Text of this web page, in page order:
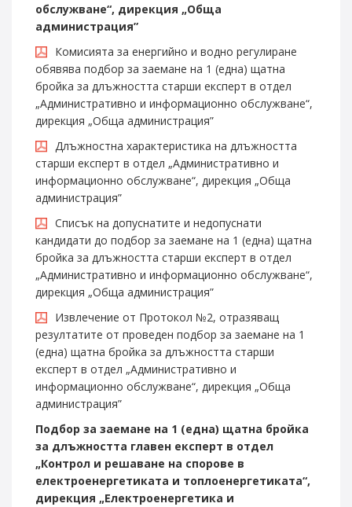
обслужване“, дирекция „Обща
администрация”
Комисията за енергийно и водно регулиране
обявява подбор за заемане на 1 (една) щатна
бройка за длъжността старши експерт в отдел
„Административно и информационно обслужване“,
дирекция „Обща администрация”
Длъжностна характеристика на длъжността
старши експерт в отдел „Административно и
информационно обслужване“, дирекция „Обща
администрация”
Списък на допуснатите и недопуснати
кандидати до подбор за заемане на 1 (една) щатна
бройка за длъжността старши експерт в отдел
„Административно и информационно обслужване“,
дирекция „Обща администрация”
Извлечение от Протокол №2, отразяващ
резултатите от проведен подбор за заемане на 1
(една) щатна бройка за длъжността старши
експерт в отдел „Административно и
информационно обслужване“, дирекция „Обща
администрация”
Подбор за заемане на 1 (една) щатна бройка
за длъжността главен експерт в отдел
„Контрол и решаване на спорове в
електроенергетиката и топлоенергетиката“,
дирекция „Електроенергетика и